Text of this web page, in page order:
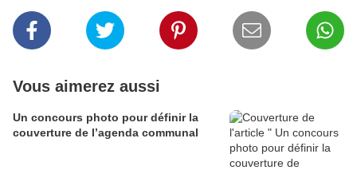
Vous aimerez aussi
Un concours photo pour définir la
couverture de l’agenda communal